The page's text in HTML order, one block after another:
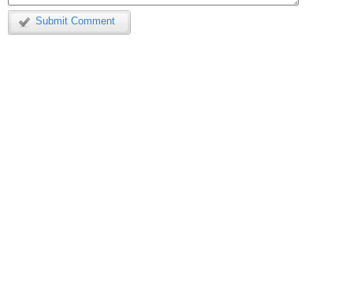
Submit Comment